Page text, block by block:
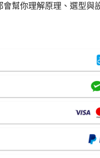
幫你理解原理、選型與